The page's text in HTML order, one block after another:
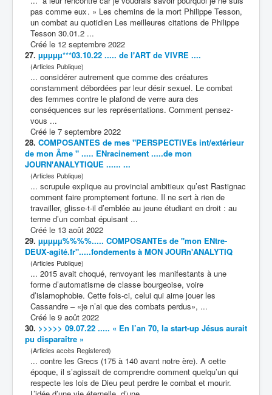
pas comme eux . » Les chemins de la mort Philippe Tesson,
un combat au quotidien Les meilleures citations de Philippe
Tesson 30.01.2 ...
Créé le 12 septembre 2022
27. µµµµµ***03.10.22 ..... de l'ART de VIVRE ....
(Articles Publique)
... considérer autrement que comme des créatures
constamment débordées par leur désir sexuel. Le combat
des femmes contre le plafond de verre aura des
conséquences sur les représentations. Comment pensez-
vous ...
Créé le 7 septembre 2022
28. COMPOSANTES de mes "PERSPECTIVEs int/extérieur
de mon Âme " ..... ENracinement .....de mon
JOURN'ANALYTIQUE ...... ...
(Articles Publique)
... scrupule explique au provincial ambitieux qu’est Rastignac
comment faire promptement fortune. Il ne sert à rien de
travailler, glisse-t-il d’emblée au jeune étudiant en droit : au
terme d’un combat épuisant ...
Créé le 13 août 2022
29. µµµµµ%%%%..... COMPOSANTEs de "mon ENtre-
DEUX-agité.fr".....fondements à MON JOURn'ANALYTIQ
(Articles Publique)
... 2015 avait choqué, renvoyant les manifestants à une
forme d’automatisme de classe bourgeoise, voire
d’islamophobie. Cette fois-ci, celui qui aime jouer les
Cassandre – «je n’ai que des combats perdus», ...
Créé le 9 août 2022
30. >>>>> 09.07.22 ..... « En l’an 70, la start-up Jésus aurait
pu disparaître »
(Articles accès Registered)
... contre les Grecs (175 à 140 avant notre ère). A cette
époque, il s’agissait de comprendre comment quelqu’un qui
respecte les lois de Dieu peut perdre le combat et mourir.